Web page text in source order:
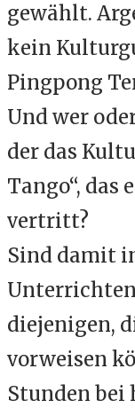
gewählt.
kein
Pingpong
Und wer
der das
Tango“, das
vertritt?
Sind damit
diejenigen,
vorweisen
Stunden